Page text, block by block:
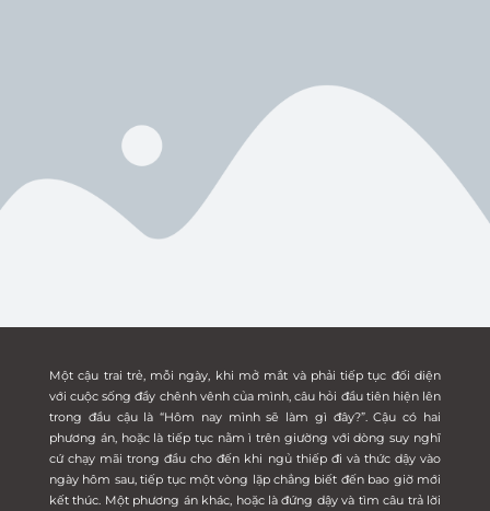
Một cậu trai trẻ, mỗi ngày, khi mở mắt và phải tiếp tục đối diện
với cuộc sống đầy chênh vênh của mình, câu hỏi đầu tiên hiện lên
trong đầu cậu là “Hôm nay mình sẽ làm gì đây?”. Cậu có hai
phương án, hoặc là tiếp tục nằm ì trên giường với dòng suy nghĩ
cứ chạy mãi trong đầu cho đến khi ngủ thiếp đi và thức dậy vào
ngày hôm sau, tiếp tục một vòng lặp chẳng biết đến bao giờ mới
kết thúc. Một phương án khác, hoặc là đứng dậy và tìm câu trả lời